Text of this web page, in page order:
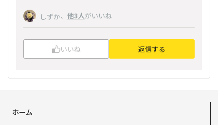
しずか、 他3人がいいね
いいね 返信する
ホーム